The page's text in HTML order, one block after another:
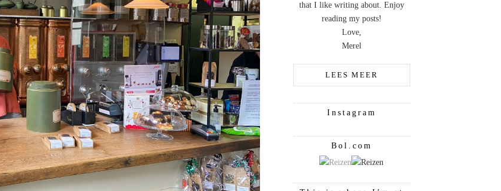
that I like writing about. Enjoy
reading my posts!
Love,
Merel
LEES MEER
Instagram
Bol.com